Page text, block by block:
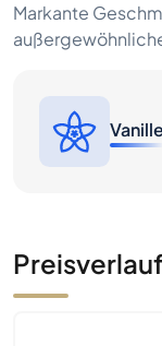
Markante
Vanille
Preisverlauf